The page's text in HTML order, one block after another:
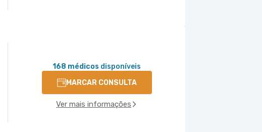
168 médicos disponíveis
MARCAR CONSULTA
Ver mais informações